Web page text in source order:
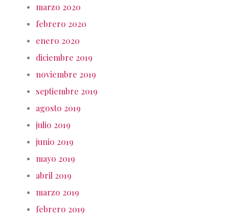
marzo 2020
febrero 2020
enero 2020
diciembre 2019
noviembre 2019
septiembre 2019
agosto 2019
julio 2019
junio 2019
mayo 2019
abril 2019
marzo 2019
febrero 2019